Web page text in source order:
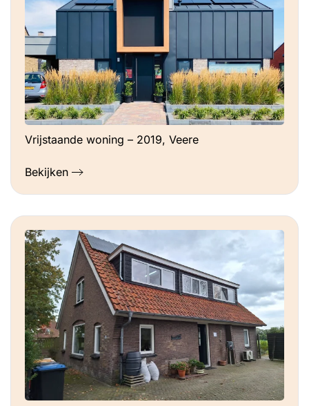
Vrijstaande woning – 2019, Veere
Bekijken